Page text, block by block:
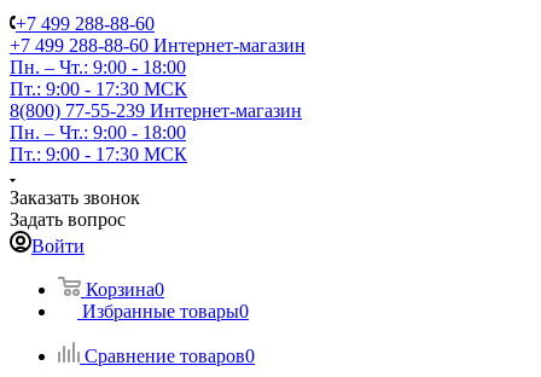
+7 499 288-88-60
+7 499 288-88-60 Интернет-магазин
Пн. – Чт.: 9:00 - 18:00
Пт.: 9:00 - 17:30 МСК
8(800) 77-55-239 Интернет-магазин
Пн. – Чт.: 9:00 - 18:00
Пт.: 9:00 - 17:30 МСК
Заказать звонок
Задать вопрос
Войти
Корзина0
Избранные товары0
Сравнение товаров0